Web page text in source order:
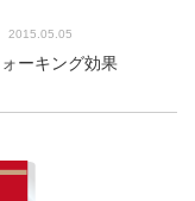
2015.05.05
ーキング効果